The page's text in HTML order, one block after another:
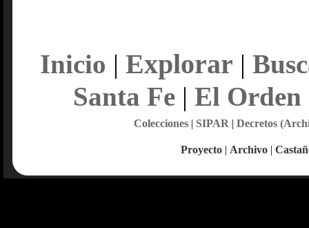
Inicio | Explorar |
Santa Fe| El Orden
Colecciones| SIPAR | Decretos
Proyecto | Archivo |